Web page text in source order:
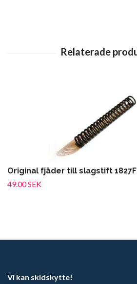
Original fjäder till slagstift 1827F
49.00 SEK
Vi kan skidskytte!